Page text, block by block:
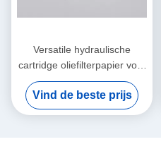
Versatile hydraulische
cartridge oliefilterpapier voor
warmtebestendige systemen
Vind de beste prijs